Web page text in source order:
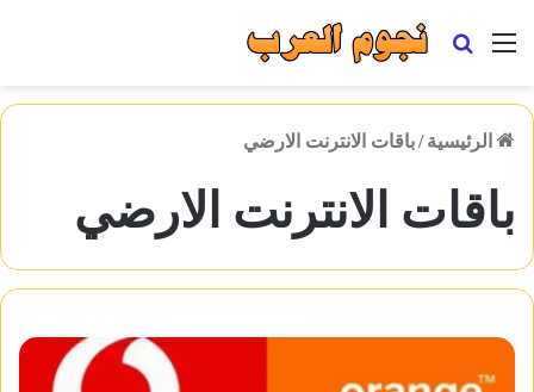
القائمة بحث
الرئيسية /باقات الانترنت الارضي
باقات الانترنت الارضي